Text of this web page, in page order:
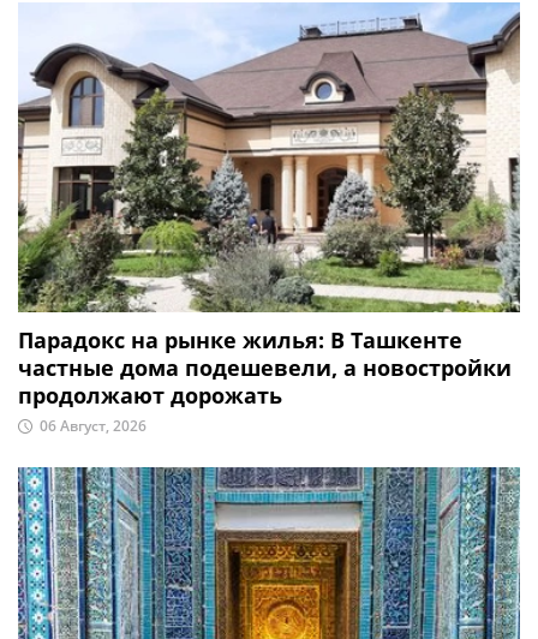
Парадокс на рынке жилья: В Ташкенте
частные дома подешевели, а новостройки
продолжают дорожать
06 Август, 2026